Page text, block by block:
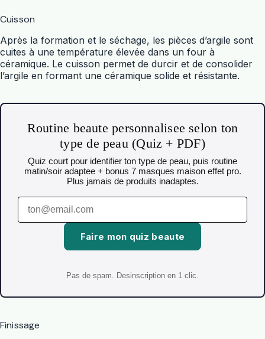
Cuisson
Après la formation et le séchage, les pièces d’argile sont
cuites à une température élevée dans un four à
céramique. Le cuisson permet de durcir et de consolider
l’argile en formant une céramique solide et résistante.
Routine beaute personnalisee selon ton
type de peau (Quiz + PDF)
Quiz court pour identifier ton type de peau, puis routine
matin/soir adaptee + bonus 7 masques maison effet pro.
Plus jamais de produits inadaptes.
Faire mon quiz beaute
Pas de spam. Desinscription en 1 clic.
Finissage